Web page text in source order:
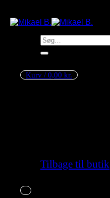
Søg
efter:
Kurv / 0,00 kr.
Tilbage til butik